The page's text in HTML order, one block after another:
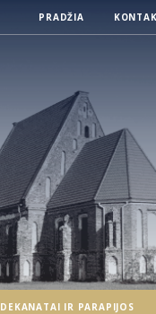
PRADŽIA
DEKANATAI IR PARAPIJOS